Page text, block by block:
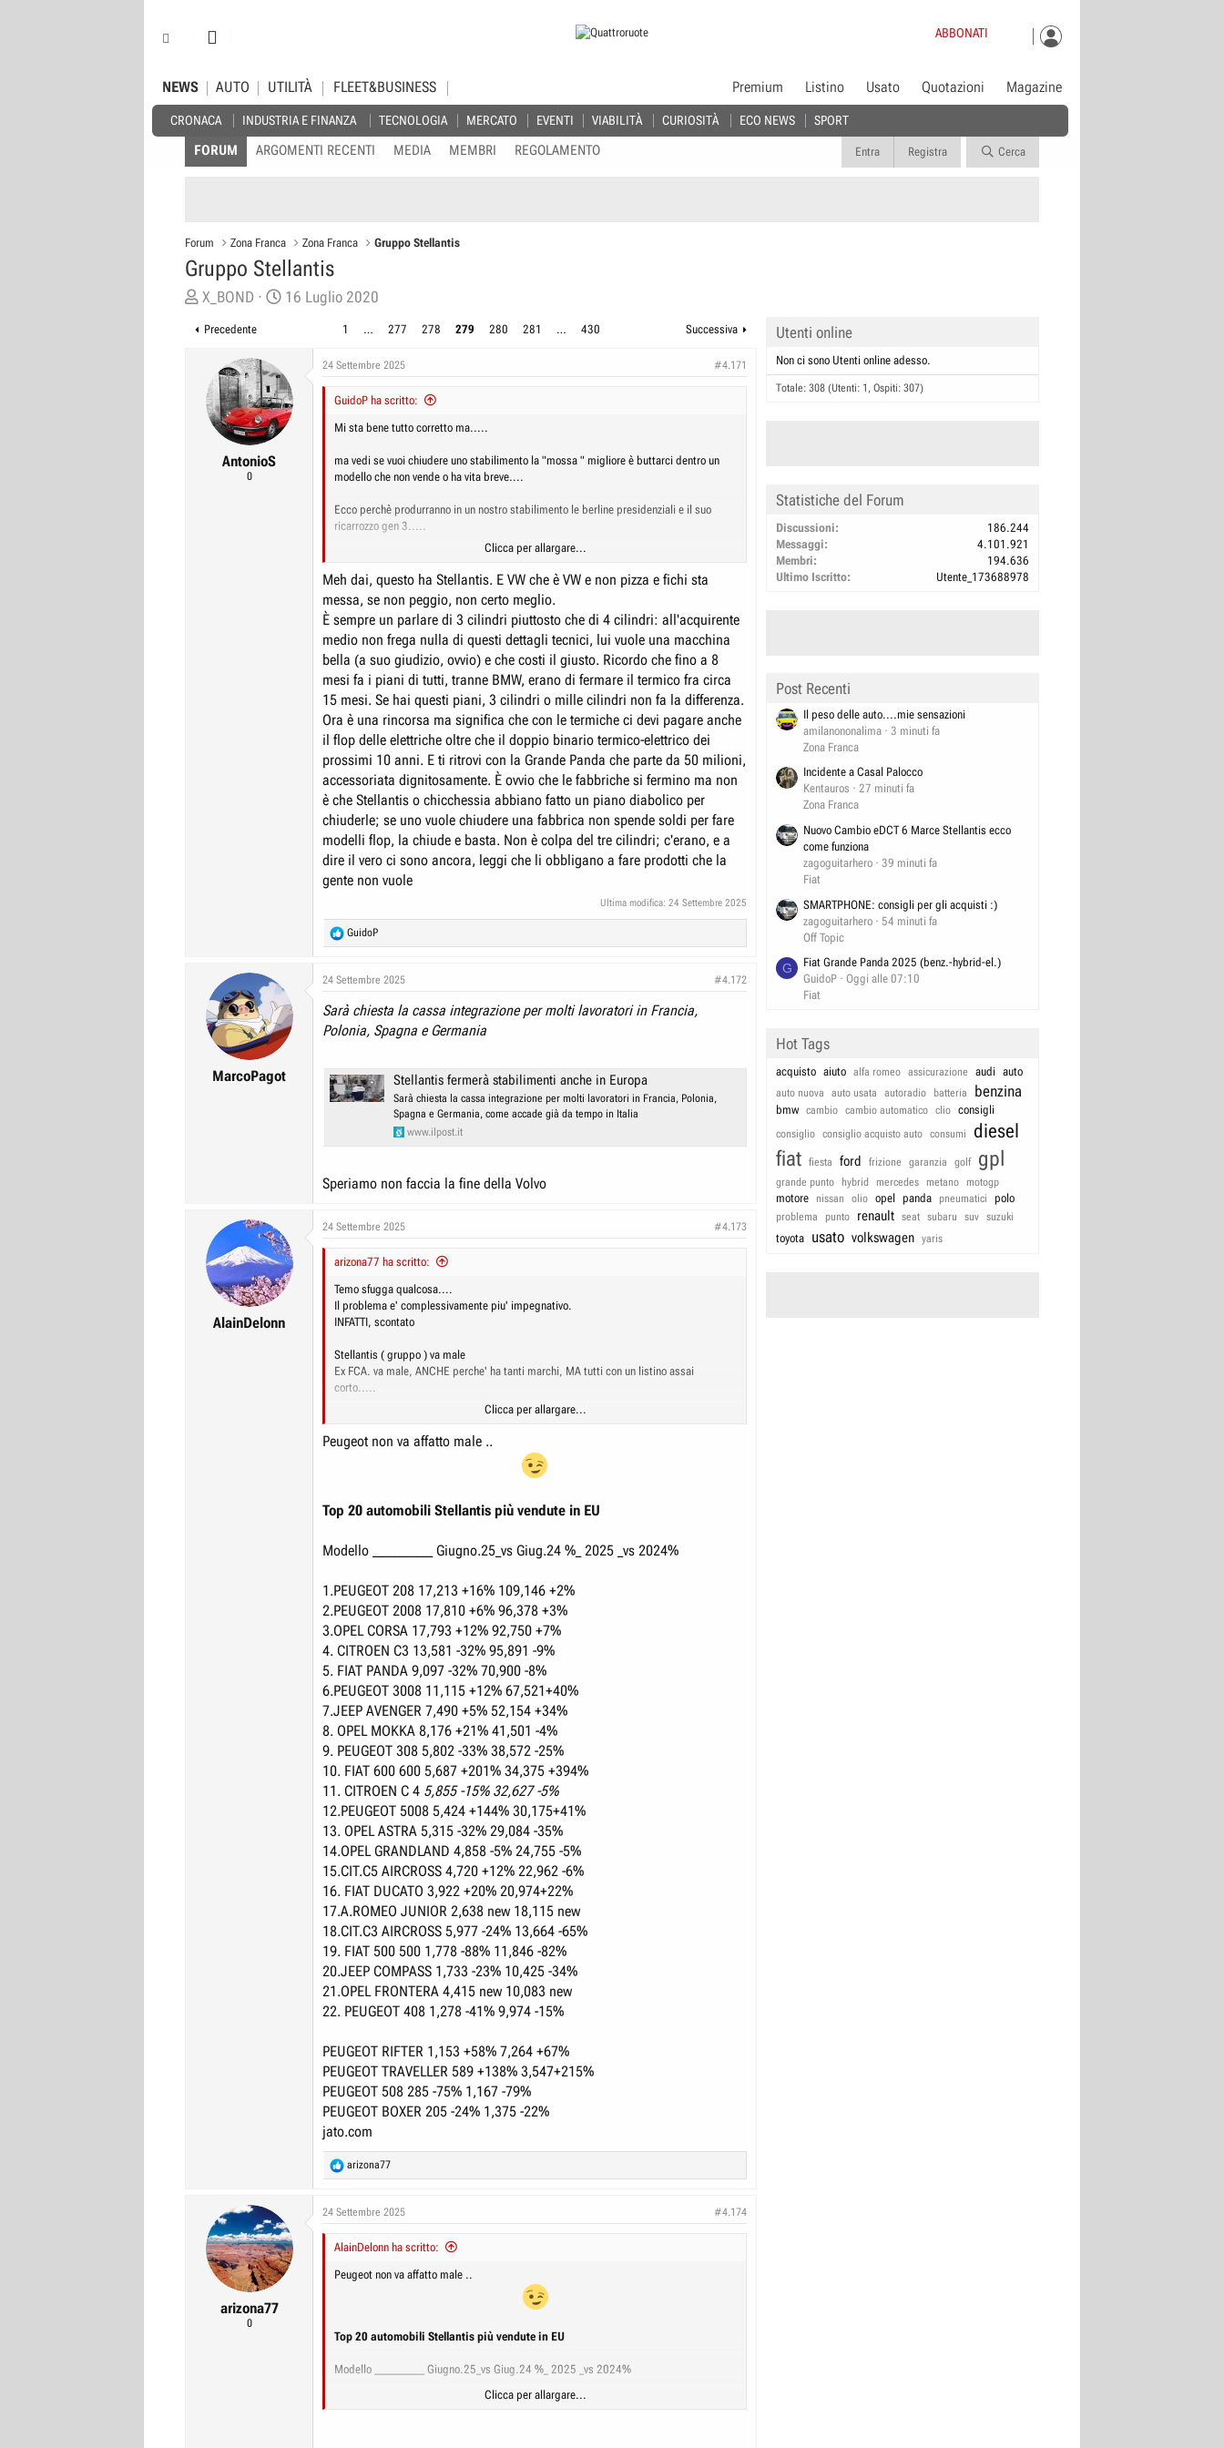
ABBONATI
NEWS
CRONACA INDUSTRIA E FINANZA TECNOLOGIA MERCATO EVENTI VIABILITÀ CURIOSITÀ ECO NEWS SPORT
AUTO UTILITÀ FLEET&BUSINESS Premium Listino Usato Quotazioni Magazine
FORUM ARGOMENTI RECENTI MEDIA MEMBRI REGOLAMENTO Entra Registra Cerca
Forum Zona Franca Zona Franca Gruppo Stellantis
Gruppo Stellantis
C
o
X_BOND
D
d
i
I
16 Luglio 2020
Precedente 1 … 277 278 279 280 281 … 430 Successiva
AntonioS
0
24 Settembre 2025 #4.171
GuidoP ha scritto:
Mi sta bene tutto corretto ma.....
ma vedi se vuoi chiudere uno stabilimento la "mossa " migliore è buttarci dentro un
modello che non vende o ha vita breve....
Ecco perchè produrranno in un nostro stabilimento le berline presidenziali e il suo
ricarrozzo gen 3.....
P.S. per tutto il resto, in cui si cerca mano d'opera e viene importata dal Nepal......
Clicca per allargare...
Meh dai, questo ha Stellantis. E VW che è VW e non pizza e fichi sta
messa, se non peggio, non certo meglio.
È sempre un parlare di 3 cilindri piuttosto che di 4 cilindri: all'acquirente
medio non frega nulla di questi dettagli tecnici, lui vuole una macchina
bella (a suo giudizio, ovvio) e che costi il giusto. Ricordo che fino a 8
mesi fa i piani di tutti, tranne BMW, erano di fermare il termico fra circa
15 mesi. Se hai questi piani, 3 cilindri o mille cilindri non fa la differenza.
Ora è una rincorsa ma significa che con le termiche ci devi pagare anche
il flop delle elettriche oltre che il doppio binario termico-elettrico dei
prossimi 10 anni. E ti ritrovi con la Grande Panda che parte da 50 milioni,
accessoriata dignitosamente. È ovvio che le fabbriche si fermino ma non
è che Stellantis o chicchessia abbiano fatto un piano diabolico per
chiuderle; se uno vuole chiudere una fabbrica non spende soldi per fare
modelli flop, la chiude e basta. Non è colpa del tre cilindri; c'erano, e a
dire il vero ci sono ancora, leggi che li obbligano a fare prodotti che la
gente non vuole
Ultima modifica: 24 Settembre 2025
R
e
c
i
n
GuidoP
MarcoPagot
24 Settembre 2025 #4.172
Sarà chiesta la cassa integrazione per molti lavoratori in Francia,
Polonia, Spagna e Germania
Stellantis fermerà stabilimenti anche in Europa
Sarà chiesta la cassa integrazione per molti lavoratori in Francia, Polonia,
Spagna e Germania, come accade già da tempo in Italia
www.ilpost.it
Speriamo non faccia la fine della Volvo
AlainDelonn
24 Settembre 2025 #4.173
arizona77 ha scritto:
Temo sfugga qualcosa....
Il problema e' complessivamente piu' impegnativo.
INFATTI, scontato
Stellantis ( gruppo ) va male
Ex FCA. va male, ANCHE perche' ha tanti marchi, MA tutti con un listino assai
corto.....
-Opel
-DS
MA VANNO UGUALMENTE MALE
Clicca per allargare...
Peugeot non va affatto male ..
Top 20 automobili Stellantis più vendute in EU
Modello ___________ Giugno.25_vs Giug.24 %_ 2025 _vs 2024%
1.PEUGEOT 208 17,213 +16% 109,146 +2%
2.PEUGEOT 2008 17,810 +6% 96,378 +3%
3.OPEL CORSA 17,793 +12% 92,750 +7%
4. CITROEN C3 13,581 -32% 95,891 -9%
5. FIAT PANDA 9,097 -32% 70,900 -8%
6.PEUGEOT 3008 11,115 +12% 67,521+40%
7.JEEP AVENGER 7,490 +5% 52,154 +34%
8. OPEL MOKKA 8,176 +21% 41,501 -4%
9. PEUGEOT 308 5,802 -33% 38,572 -25%
10. FIAT 600 600 5,687 +201% 34,375 +394%
11. CITROEN C 4 5,855 -15% 32,627 -5%
12.PEUGEOT 5008 5,424 +144% 30,175+41%
13. OPEL ASTRA 5,315 -32% 29,084 -35%
14.OPEL GRANDLAND 4,858 -5% 24,755 -5%
15.CIT.C5 AIRCROSS 4,720 +12% 22,962 -6%
16. FIAT DUCATO 3,922 +20% 20,974+22%
17.A.ROMEO JUNIOR 2,638 new 18,115 new
18.CIT.C3 AIRCROSS 5,977 -24% 13,664 -65%
19. FIAT 500 500 1,778 -88% 11,846 -82%
20.JEEP COMPASS 1,733 -23% 10,425 -34%
21.OPEL FRONTERA 4,415 new 10,083 new
22. PEUGEOT 408 1,278 -41% 9,974 -15%
PEUGEOT RIFTER 1,153 +58% 7,264 +67%
PEUGEOT TRAVELLER 589 +138% 3,547+215%
PEUGEOT 508 285 -75% 1,167 -79%
PEUGEOT BOXER 205 -24% 1,375 -22%
jato.com
R
e
c
n
arizona77
arizona77
0
24 Settembre 2025 #4.174
AlainDelonn ha scritto:
Peugeot non va affatto male ..
Top 20 automobili Stellantis più vendute in EU
Modello ___________ Giugno.25_vs Giug.24 %_ 2025 _vs 2024%
1.PEUGEOT 208 17,213 +16% 109,146 +2%
Clicca per allargare...
Utenti online
Non ci sono Utenti online adesso.
Totale: 308 (Utenti: 1, Ospiti: 307)
Statistiche del Forum
Discussioni
186.244
Messaggi
4.101.921
Membri
194.636
Ultimo Iscritto
Utente_173688978
Post Recenti
Il peso delle auto....mie sensazioni
amilanononalima
3 minuti fa
Zona Franca
Incidente a Casal Palocco
Kentauros
27 minuti fa
Zona Franca
Nuovo Cambio eDCT 6 Marce Stellantis ecco
come funziona
zagoguitarhero
39 minuti fa
Fiat
SMARTPHONE: consigli per gli acquisti :)
zagoguitarhero
54 minuti fa
Off Topic
G
Fiat Grande Panda 2025 (benz.-hybrid-el.)
GuidoP
Oggi alle 07:10
Fiat
Hot Tags
acquisto aiuto alfa romeo assicurazione audi auto
auto nuova auto usata autoradio batteria benzina
bmw cambio cambio automatico clio consigli
consiglio consiglio acquisto auto consumi diesel
fiat fiesta ford frizione garanzia golf gpl
grande punto hybrid mercedes metano motogp
motore nissan olio opel panda pneumatici polo
problema punto renault seat subaru suv suzuki
toyota usato volkswagen yaris